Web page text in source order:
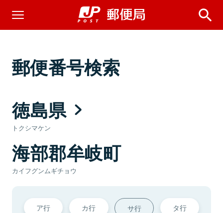
郵便番号検索
徳島県
トクシマケン
海部郡牟岐町
カイフグンムギチョウ
ア行 カ行 サ行 タ行